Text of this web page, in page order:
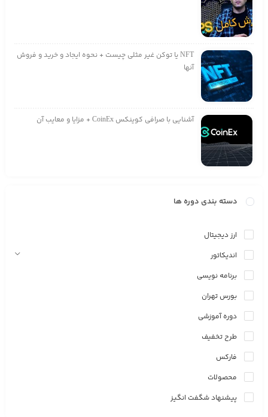
NFT یا توکن غیر مثلی چیست + نحوه ایجاد و خرید و فروش
آنها
آشنایی با صرافی کوینکس CoinEx + مزایا و معایب آن
دسته بندی دوره ها
ارز دیجیتال
اندیکاتور
برنامه نویسی
بورس تهران
دوره آموزشی
طرح تخفیف
فارکس
محصولات
پیشنهاد شگفت انگیز